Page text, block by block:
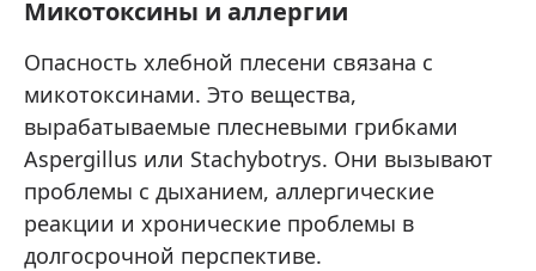
Микотоксины и аллергии
Опасность хлебной плесени связана с
микотоксинами. Это вещества,
вырабатываемые плесневыми грибками
Aspergillus или Stachybotrys. Они вызывают
проблемы с дыханием, аллергические
реакции и хронические проблемы в
долгосрочной перспективе.